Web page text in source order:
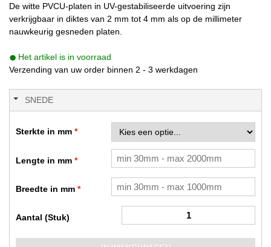
De witte PVCU-platen in UV-gestabiliseerde uitvoering zijn
verkrijgbaar in diktes van 2 mm tot 4 mm als op de millimeter
nauwkeurig gesneden platen.
Het artikel is in voorraad
Verzending van uw order binnen 2 - 3 werkdagen
SNEDE
Sterkte in mm
Lengte in mm
Breedte in mm
Aantal (Stuk)